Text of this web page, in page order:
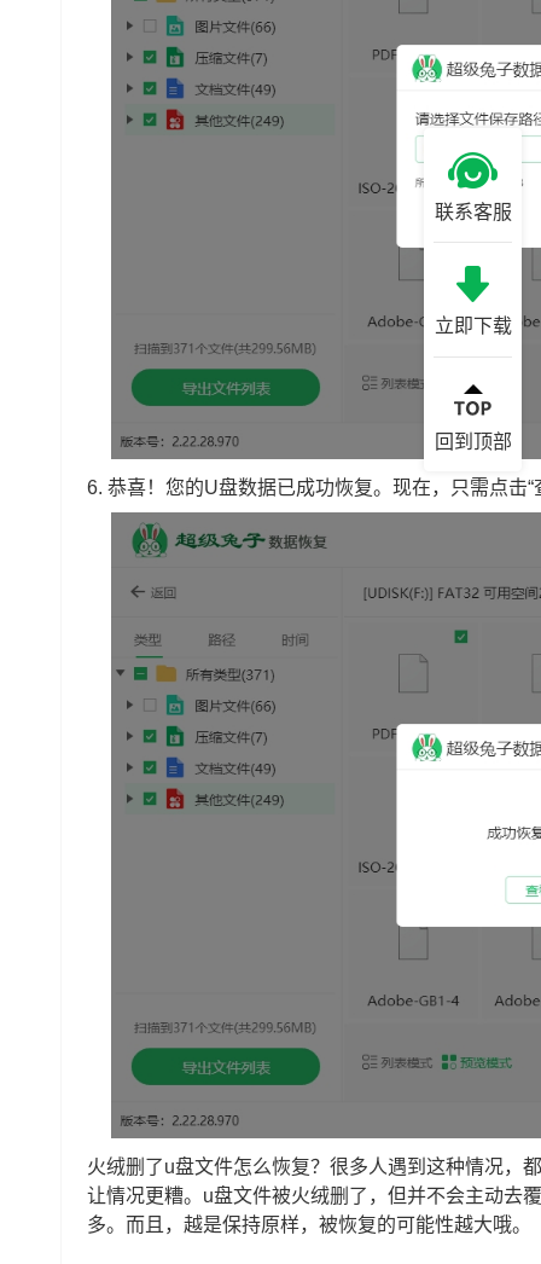
6. 恭喜！您的U盘数据已成功恢复。现在，只需点击
火绒删了u盘文件怎么恢复？很多人遇到这种情况，
让情况更糟。u盘文件被火绒删了，但并不会主动去
多。而且，越是保持原样，被恢复的可能性越大哦。
联系客服
立即下载
回到顶部